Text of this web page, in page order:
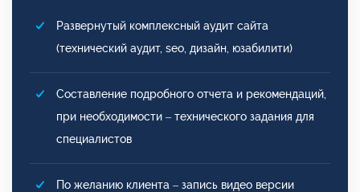
Развернутый комплексный аудит сайта
(технический аудит, seo, дизайн, юзабилити)
Составление подробного отчета и рекомендаций,
при необходимости – технического задания для
специалистов
По желанию клиента – запись видео версии